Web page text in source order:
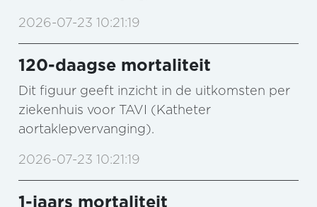
2026-07-23 10:21:19
120-daagse mortaliteit
Dit figuur geeft inzicht in de uitkomsten per
ziekenhuis voor TAVI (Katheter
aortaklepvervanging).
2026-07-23 10:21:19
1-jaars mortaliteit